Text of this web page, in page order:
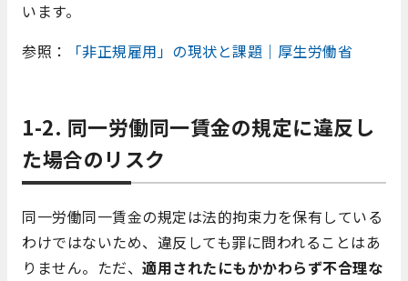
います。
参照：
「非正規雇用」の現状と課題｜厚生労働省
1-2. 同一労働同一賃金の規定に違反し
た場合のリスク
同一労働同一賃金の規定は法的拘束力を保有している
わけではないため、違反しても罪に問われることはあ
りません。ただ、 適用されたにもかかわらず不合理な